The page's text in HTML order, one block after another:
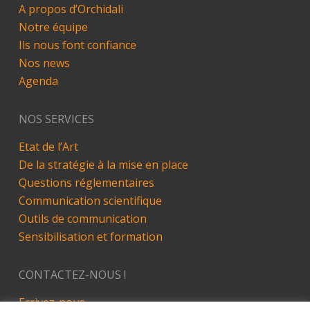
A propos d’Orchidali
Notre équipe
Ils nous font confiance
Nos news
Agenda
NOS SERVICES
Etat de l’Art
De la stratégie à la mise en place
Questions réglementaires
Communication scientifique
Outils de communication
Sensibilisation et formation
CONTACTEZ-NOUS !
Ecrivez-nous